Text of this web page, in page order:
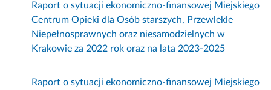
Raport o sytuacji ekonomiczno-finansowej Miejskiego
Centrum Opieki dla Osób starszych, Przewlekle
Niepełnosprawnych oraz niesamodzielnych w
Krakowie za 2022 rok oraz na lata 2023-2025
Raport o sytuacji ekonomiczno-finansowej Miejskiego